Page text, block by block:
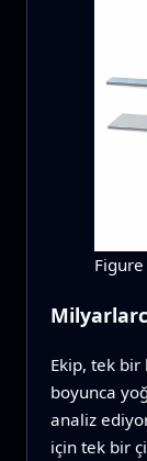
Figure
Ekip, tek bir
boyunca
analiz
için tek bir